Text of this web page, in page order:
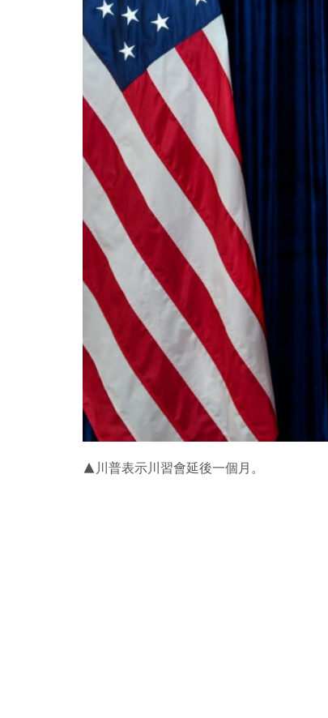
▲川普表示川習會延後一個月。